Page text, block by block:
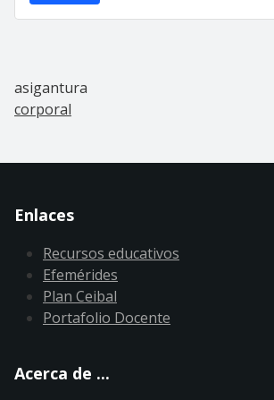
asigantura
corporal
Enlaces
Recursos educativos
Efemérides
Plan Ceibal
Portafolio Docente
Acerca de ...